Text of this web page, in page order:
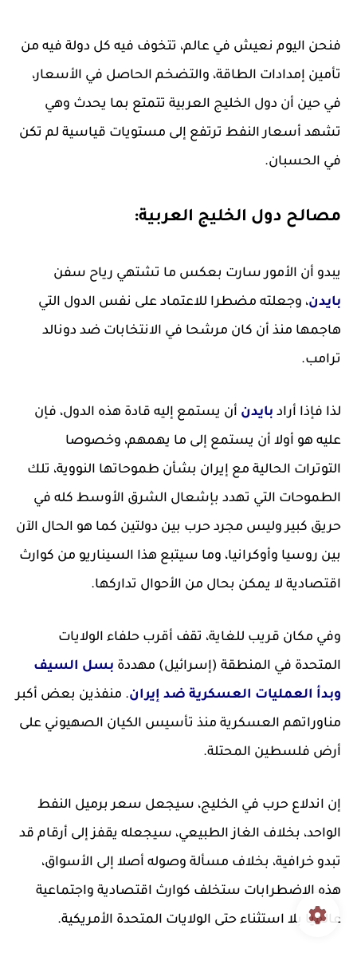
فنحن اليوم نعيش في عالم، تتخوف فيه كل دولة فيه من
تأمين إمدادات الطاقة، والتضخم الحاصل في الأسعار،
في حين أن دول الخليج العربية تتمتع بما يحدث وهي
تشهد أسعار النفط ترتفع إلى مستويات قياسية لم تكن
في الحسبان.
مصالح دول الخليج العربية:
يبدو أن الأمور سارت بعكس ما تشتهي رياح سفن
بايدن، وجعلته مضطرا للاعتماد على نفس الدول التي
هاجمها منذ أن كان مرشحا في الانتخابات ضد دونالد
ترامب.
لذا فإذا أراد بايدن أن يستمع إليه قادة هذه الدول، فإن
عليه هو أولا أن يستمع إلى ما يهمهم، وخصوصا
التوترات الحالية مع إيران بشأن طموحاتها النووية، تلك
الطموحات التي تهدد بإشعال الشرق الأوسط كله في
حريق كبير وليس مجرد حرب بين دولتين كما هو الحال الآن
بين روسيا وأوكرانيا، وما سيتبع هذا السيناريو من كوارث
اقتصادية لا يمكن بحال من الأحوال تداركها.
وفي مكان قريب للغاية، تقف أقرب حلفاء الولايات
المتحدة في المنطقة (إسرائيل) مهددة بسل السيف
وبدأ العمليات العسكرية ضد إيران. منفذين بعض أكبر
مناوراتهم العسكرية منذ تأسيس الكيان الصهيوني على
أرض فلسطين المحتلة.
إن اندلاع حرب في الخليج، سيجعل سعر برميل النفط
الواحد، بخلاف الغاز الطبيعي، سيجعله يقفز إلى أرقام قد
تبدو خرافية، بخلاف مسألة وصوله أصلا إلى الأسواق،
هذه الاضطرابات ستخلف كوارث اقتصادية واجتماعية
عالميا بلا استثناء حتى الولايات المتحدة الأمريكية.